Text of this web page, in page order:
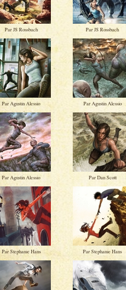
Par JS Rossbach Par JS Rossbach
Par Agustin Alessio Par Agustin Alessio
Par Agustin Alessio Par Dan Scott
Par Stephanie Hans Par Stephanie Hans